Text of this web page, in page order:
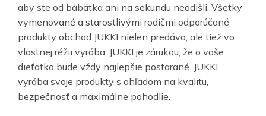
aby ste od bábätka ani na sekundu neodišli. Všetky
vymenované a starostlivými rodičmi odporúčané
produkty obchod JUKKI nielen predáva, ale tiež vo
vlastnej réžii vyrába. JUKKI je zárukou, že o vaše
dieťatko bude vždy najlepšie postarané. JUKKI
vyrába svoje produkty s ohľadom na kvalitu,
bezpečnosť a maximálne pohodlie.